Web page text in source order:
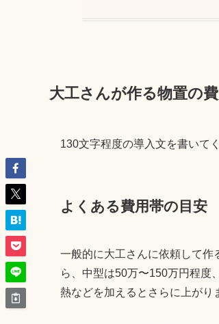
大工さんが作る物置の
130文字程度の導入文を書いて
よくある費用帯の目安
一般的に大工さんに依頼して作
ら、中型は50万〜150万円程度
熱などを加えるとさらに上がり